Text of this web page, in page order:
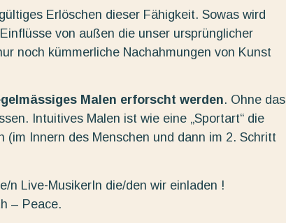
Erlöschen dieser Fähigkeit. Sowas wird
von außen die unser ursprünglicher
noch kümmerliche Nachahmungen von Kunst
Malen erforscht werden. Ohne das
Intuitives Malen ist wie eine „Sportart“ die
Innern des Menschen und dann im 2. Schritt
n Live-MusikerIn die/den wir einladen !
– Peace.